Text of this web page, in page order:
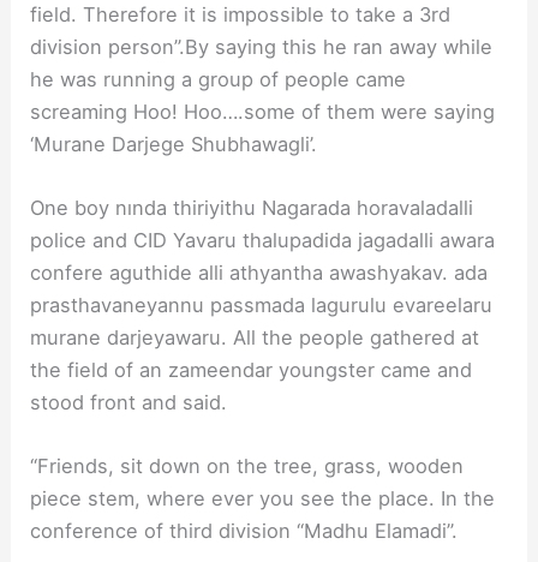
field. Therefore it is impossible to take a 3rd
division person”.By saying this he ran away while
he was running a group of people came
screaming Hoo! Hoo….some of them were saying
‘Murane Darjege Shubhawagli’.
One boy nında thiriyithu Nagarada horavaladalli
police and CID Yavaru thalupadida jagadalli awara
confere aguthide alli athyantha awashyakav. ada
prasthavaneyannu passmada lagurulu evareelaru
murane darjeyawaru. All the people gathered at
the field of an zameendar youngster came and
stood front and said.
“Friends, sit down on the tree, grass, wooden
piece stem, where ever you see the place. In the
conference of third division “Madhu Elamadi”.